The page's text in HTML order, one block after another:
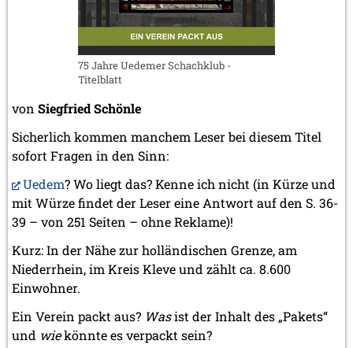
75 Jahre Uedemer Schachklub -
Titelblatt
von Siegfried Schönle
Sicherlich kommen manchem Leser bei diesem Titel
sofort Fragen in den Sinn:
Uedem? Wo liegt das? Kenne ich nicht (in Kürze und
mit Würze findet der Leser eine Antwort auf den S. 36-
39 – von 251 Seiten – ohne Reklame)!
Kurz: In der Nähe zur holländischen Grenze, am
Niederrhein, im Kreis Kleve und zählt ca. 8.600
Einwohner.
Ein Verein packt aus? Wasist der Inhalt des „Pakets“
und wiekönnte es verpackt sein?